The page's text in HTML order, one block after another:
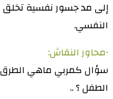
إلى مد جسور نفسية
النفسي.
•محاور النقاش:
سؤال كمربي ماهي الطرق
الطفل ؟ ..